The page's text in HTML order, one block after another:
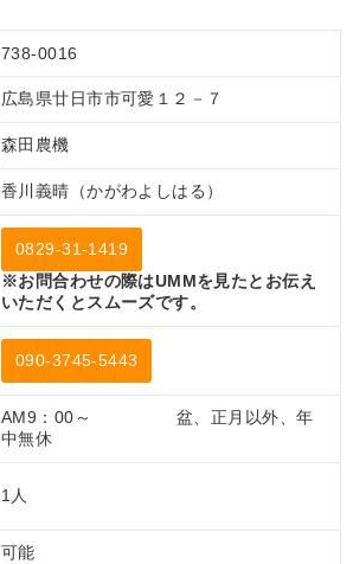
738-0016
広島県廿日市市可愛１２－７
森田農機
香川義晴（かがわよしはる）
0829-31-1419
※お問合わせの際はUMMを見たとお伝え
いただくとスムーズです。
090-3745-5443
AM9：00～ 盆、正月以外、年
中無休
1人
可能